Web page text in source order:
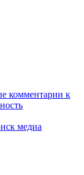
комментарии к
медиа